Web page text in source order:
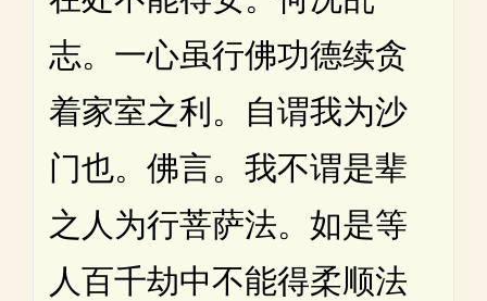
志。一心虽行佛功德续贪
着家室之利。自谓我为沙
门也。佛言。我不谓是辈
之人为行菩萨法。如是等
人百千劫中不能得柔顺法